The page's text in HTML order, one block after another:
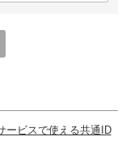
ービスで使える共通ID